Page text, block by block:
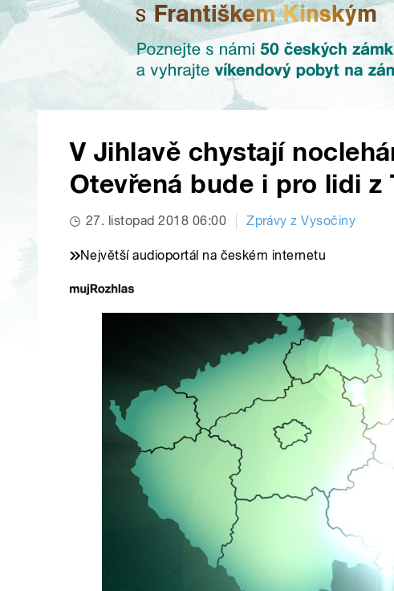
V Jihlavě chystají
Otevřená bude i pro lidi z
27. listopad 2018 06:00 Zprávy z Vysočiny
Největší audioportál na českém internetu